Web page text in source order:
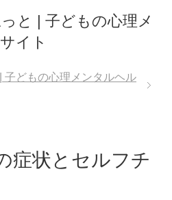
と | 子どもの心理メ
イト
子どもの心理メンタルヘル
症状とセルフチ